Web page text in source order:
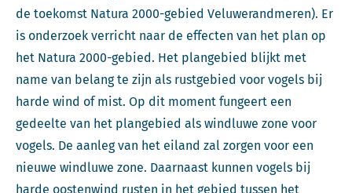
de toekomst Natura 2000-gebied Veluwerandmeren). Er
is onderzoek verricht naar de effecten van het plan op
het Natura 2000-gebied. Het plangebied blijkt met
name van belang te zijn als rustgebied voor vogels bij
harde wind of mist. Op dit moment fungeert een
gedeelte van het plangebied als windluwe zone voor
vogels. De aanleg van het eiland zal zorgen voor een
nieuwe windluwe zone. Daarnaast kunnen vogels bij
harde oostenwind rusten in het gebied tussen het